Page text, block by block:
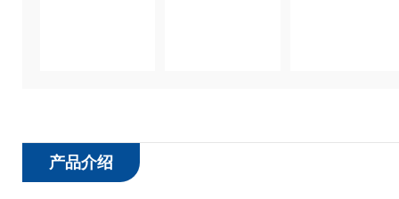
产品介绍